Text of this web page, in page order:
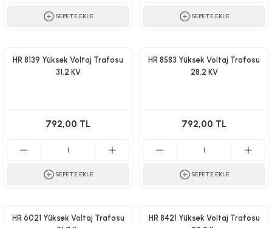
SEPETE EKLE SEPETE EKLE
HR 8139 Yüksek Voltaj Trafosu
31.2 KV
792,00 TL
SEPETE EKLE
HR 8583 Yüksek Voltaj Trafosu
28.2 KV
792,00 TL
SEPETE EKLE
HR 6021 Yüksek Voltaj Trafosu
HR 8421 Yüksek Voltaj Trafosu